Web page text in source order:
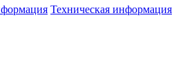
Техническая информация